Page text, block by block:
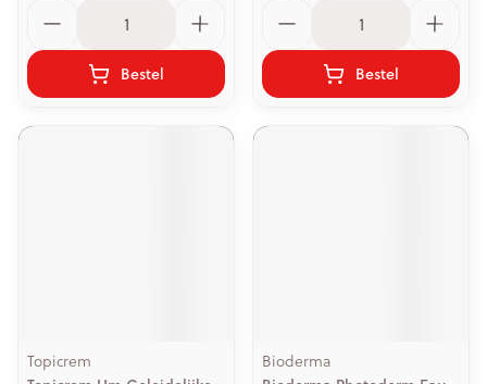
Bestel Bestel
Topicrem
Bioderma